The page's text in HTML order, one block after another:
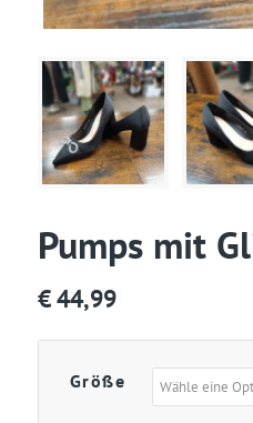
Pumps mit
€44,99
Größe